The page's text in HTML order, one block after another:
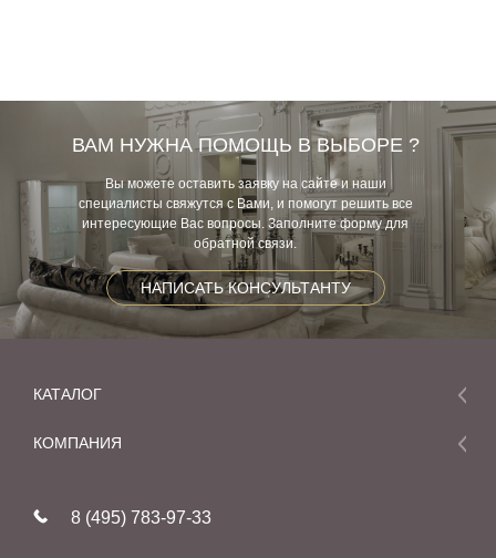
ВАМ НУЖНА ПОМОЩЬ В ВЫБОРЕ ?
Вы можете оставить заявку на сайте и наши
специалисты свяжутся с Вами, и помогут решить все
интересующие Вас вопросы. Заполните форму для
обратной связи.
НАПИСАТЬ КОНСУЛЬТАНТУ
КАТАЛОГ
Мебель
Новинки
КОМПАНИЯ
Реставрация
8 (495) 783-97-33